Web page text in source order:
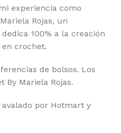
experiencia como
Rojas, un
100% a la creación
crochet.
de bolsos. Los
By Mariela Rojas.
por Hotmart y